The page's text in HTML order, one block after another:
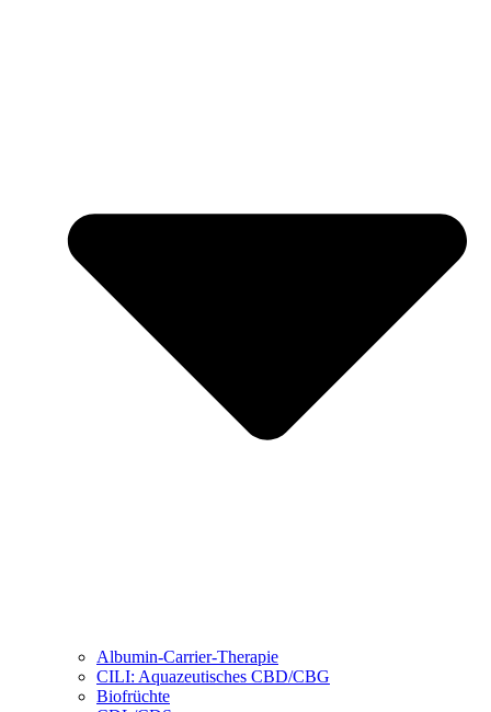
Albumin-Carrier-Therapie
CILI: Aquazeutisches CBD/CBG
Biofrüchte